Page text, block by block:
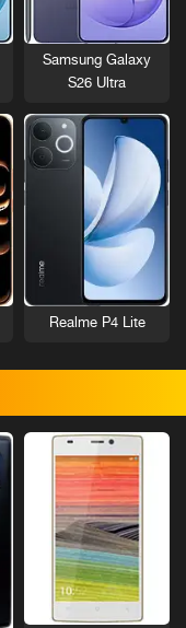
Samsung Galaxy
S26 Ultra
Realme P4 Lite